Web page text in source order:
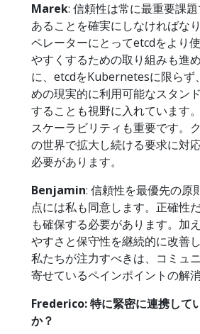
Marek: 信頼性は常に最重要課
あることを確実にしなければな
ペレーターにとってetcdをより
やすくするための取り組みも進
に、etcdをKubernetesに限らず
めの現実的に利用可能なスタン
することも視野に入れています
スケーラビリティも重要です。
の世界で拡大し続ける要求に対
必要があります。
Benjamin: 信頼性を最優先の原
点には私も同意します。正確性
も確保する必要があります。加
やすさと保守性を継続的に改善
私たちが注力すべきは、コミュ
寄せているペインポイントの解消
Frederico: 特に緊密に連携して
か？